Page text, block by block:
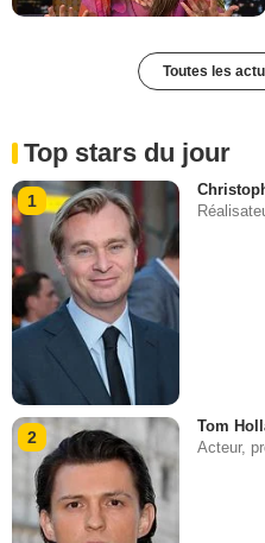
Toutes les
Top stars du jour
1
2
Tom
Acteur,